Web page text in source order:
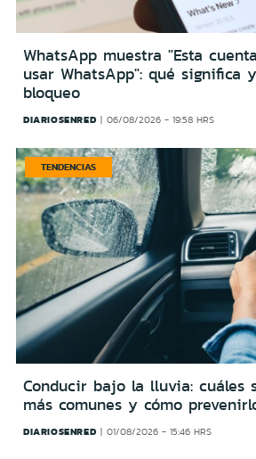
WhatsApp muestra "Esta
usar WhatsApp": qué significa
bloqueo
DIARIOSENRED 06/08/2026 - 19:58 HRS
TENDENCIAS
Conducir bajo la lluvia: cuáles
más comunes y cómo
DIARIOSENRED 01/08/2026 - 15:46 HRS